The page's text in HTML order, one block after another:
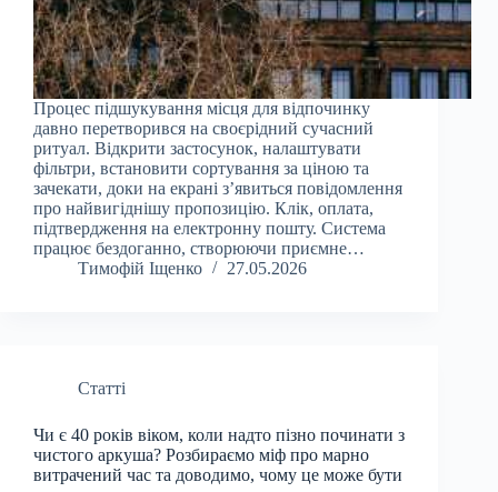
Процес підшукування місця для відпочинку
давно перетворився на своєрідний сучасний
ритуал. Відкрити застосунок, налаштувати
фільтри, встановити сортування за ціною та
зачекати, доки на екрані з’явиться повідомлення
про найвигіднішу пропозицію. Клік, оплата,
підтвердження на електронну пошту. Система
працює бездоганно, створюючи приємне…
Тимофій Іщенко
27.05.2026
Статті
Чи є 40 років віком, коли надто пізно починати з
чистого аркуша? Розбираємо міф про марно
витрачений час та доводимо, чому це може бути